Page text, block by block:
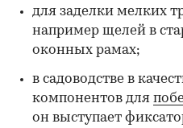
для заделки мелких
например щелей в
оконных рамах;
в садоводстве в
компонентов для
он выступает